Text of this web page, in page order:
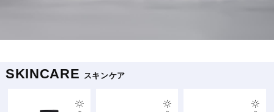
SKINCARE スキンケア